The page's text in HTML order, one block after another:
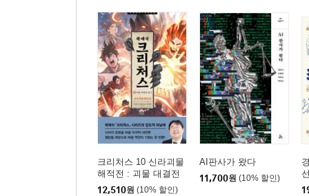
크리처스 10 신라괴물
해적전 : 괴물 대결전
편 下
12,510원 (10% 할인)
AI판사가 왔다
11,700원 (10% 할인)